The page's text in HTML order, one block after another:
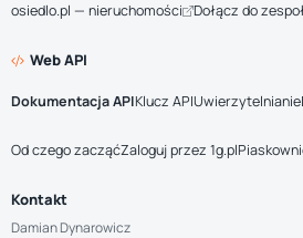
osiedlo.pl — nieruchomości Dołącz do
Web API
Dokumentacja APIKlucz APIUwierzytelnianie
Od czego zacząćZaloguj przez 1g.pl
Kontakt
Damian Dynarowicz